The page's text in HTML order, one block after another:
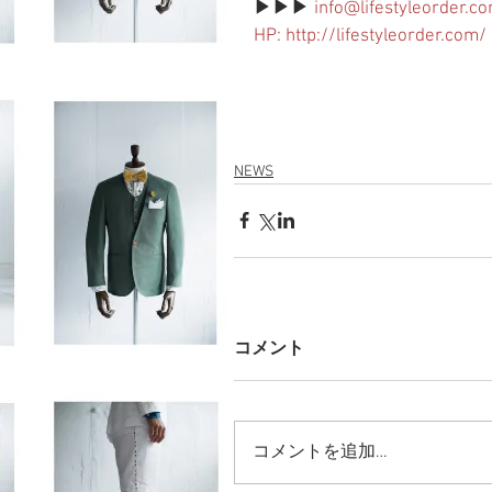
▶︎▶︎▶︎
HP: http://lifestyleorder.com/
NEWS
コメント
コメントを追加…